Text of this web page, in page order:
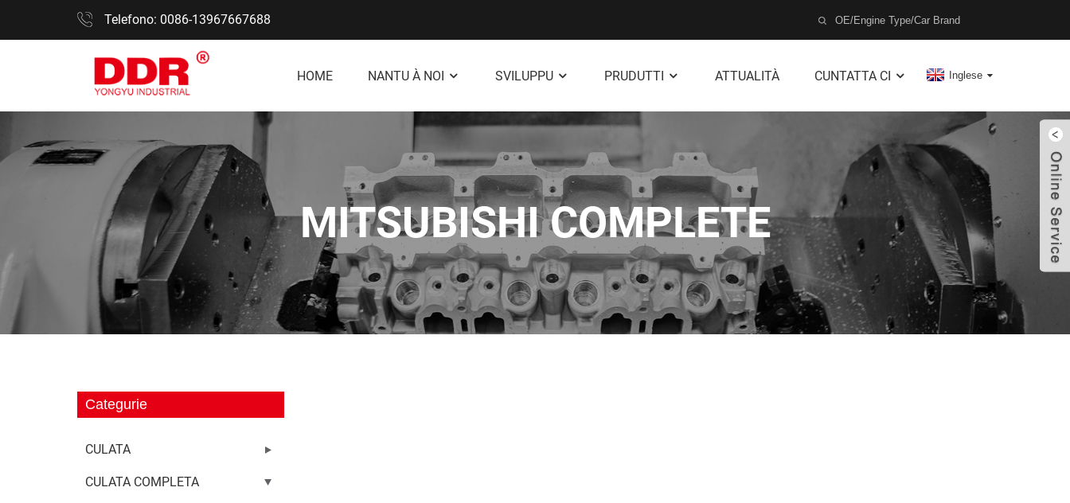
Telefono: 0086-13967667688
HOME NANTU À NOI SVILUPPU PRUDUTTI ATTUALITÀ CUNTATTA CI Inglese
MITSUBISHI COMPLETE
Categurie
CULATA
CULATA COMPLETA